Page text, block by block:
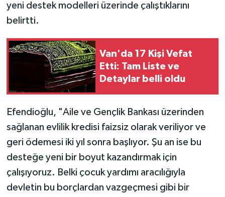
yeni destek modelleri üzerinde çalıştıklarını
belirtti.
Van'da 17 Kişi Vefat
Etti: Tam Liste ve
Detaylar belli oldu
Efendioğlu, "Aile ve Gençlik Bankası üzerinden
sağlanan evlilik kredisi faizsiz olarak veriliyor ve
geri ödemesi iki yıl sonra başlıyor. Şu an ise bu
desteğe yeni bir boyut kazandırmak için
çalışıyoruz. Belki çocuk yardımı aracılığıyla
devletin bu borçlardan vazgeçmesi gibi bir